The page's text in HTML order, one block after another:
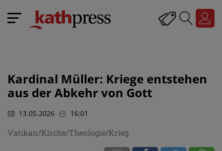
Kardinal Müller: Kriege entstehen
aus der Abkehr von Gott
13.05.2026 16:01
Vatikan/Kirche/Theologie/Krieg